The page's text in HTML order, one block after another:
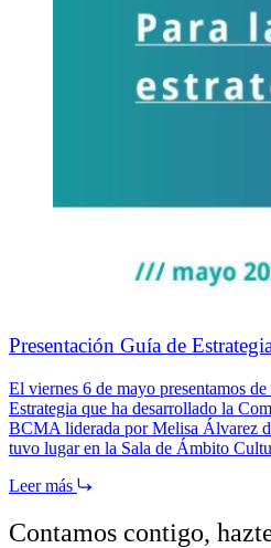
Presentación Guía de
El viernes 6 de mayo presentamos
Estrategia que ha desarrollado la
BCMA liderada por Melisa Álvarez
tuvo lugar en la Sala de Ámbito
Leer más
Contamos contigo,